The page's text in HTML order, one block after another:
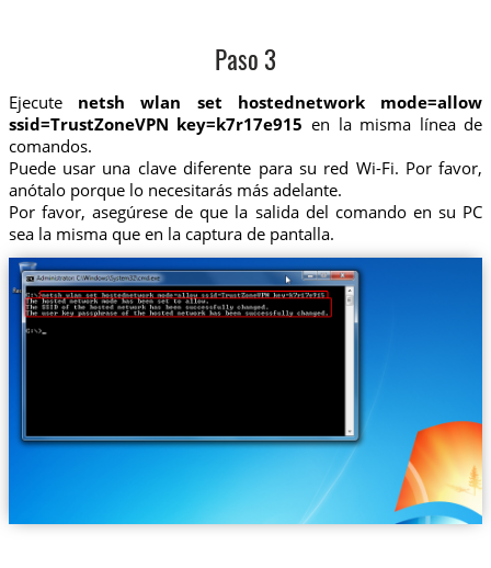
Paso 3
Ejecute netsh wlan set hostednetwork mode=allow
ssid=TrustZoneVPN key=k7r17e915 en la misma línea de
comandos.
Puede usar una clave diferente para su red Wi-Fi. Por favor,
anótalo porque lo necesitarás más adelante.
Por favor, asegúrese de que la salida del comando en su PC
sea la misma que en la captura de pantalla.